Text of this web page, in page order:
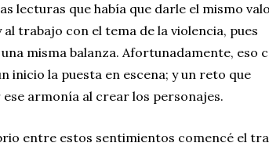
lecturas que había que darle el mismo
trabajo con el tema de la violencia, pues
misma balanza. Afortunadamente, eso
inicio la puesta en escena; y un reto que
armonía al crear los personajes.
entre estos sentimientos comencé el